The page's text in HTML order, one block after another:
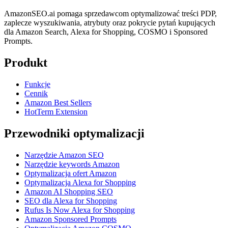
AmazonSEO.ai pomaga sprzedawcom optymalizować treści PDP,
zaplecze wyszukiwania, atrybuty oraz pokrycie pytań kupujących
dla Amazon Search, Alexa for Shopping, COSMO i Sponsored
Prompts.
Produkt
Funkcje
Cennik
Amazon Best Sellers
HotTerm Extension
Przewodniki optymalizacji
Narzędzie Amazon SEO
Narzędzie keywords Amazon
Optymalizacja ofert Amazon
Optymalizacja Alexa for Shopping
Amazon AI Shopping SEO
SEO dla Alexa for Shopping
Rufus Is Now Alexa for Shopping
Amazon Sponsored Prompts